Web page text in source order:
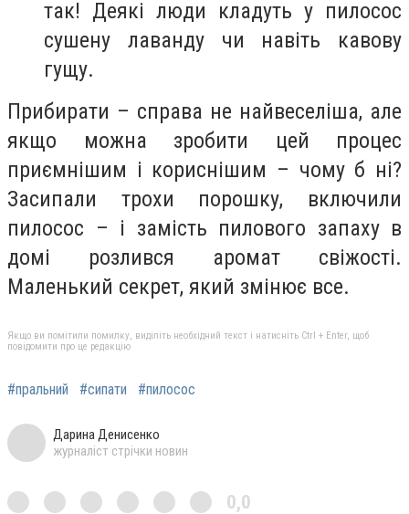
так! Деякі люди кладуть у пилосос
сушену лаванду чи навіть кавову
гущу.
Прибирати – справа не найвеселіша, але
якщо можна зробити цей процес
приємнішим і кориснішим – чому б ні?
Засипали трохи порошку, включили
пилосос – і замість пилового запаху в
домі розлився аромат свіжості.
Маленький секрет, який змінює все.
Якщо ви помітили помилку, виділіть необхідний текст і натисніть Ctrl + Enter, щоб
повідомити про це редакцію
#пральний #сипати #пилосос
Дарина Денисенко
журналіст стрічки новин
0,0